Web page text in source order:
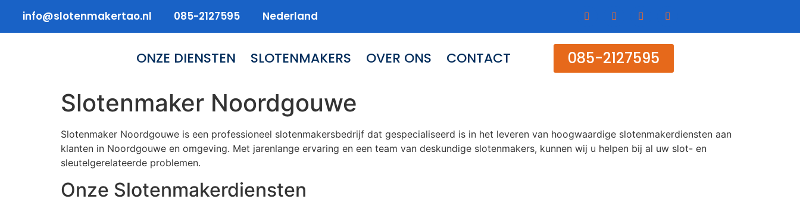
info@slotenmakertao.nl 085-2127595 Nederland
ONZE DIENSTEN SLOTENMAKERS OVER ONS CONTACT 085-2127595
Slotenmaker Noordgouwe
Slotenmaker Noordgouwe is een professioneel slotenmakersbedrijf dat gespecialiseerd is in het leveren van hoogwaardige slotenmakerdiensten aan
klanten in Noordgouwe en omgeving. Met jarenlange ervaring en een team van deskundige slotenmakers, kunnen wij u helpen bij al uw slot- en
sleutelgerelateerde problemen.
Onze Slotenmakerdiensten